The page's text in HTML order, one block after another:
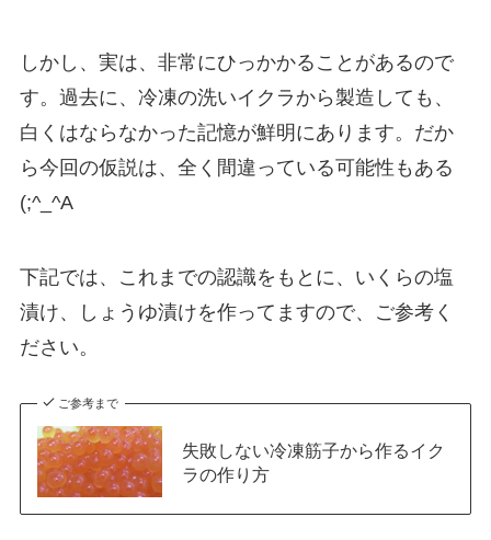
しかし、実は、非常にひっかかることがあるので
す。過去に、冷凍の洗いイクラから製造しても、
白くはならなかった記憶が鮮明にあります。だか
ら今回の仮説は、全く間違っている可能性もある
(;^_^A
下記では、これまでの認識をもとに、いくらの塩
漬け、しょうゆ漬けを作ってますので、ご参考く
ださい。
ご参考まで
失敗しない冷凍筋子から作るイク
ラの作り方